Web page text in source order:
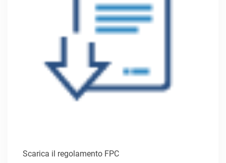
Scarica il regolamento FPC